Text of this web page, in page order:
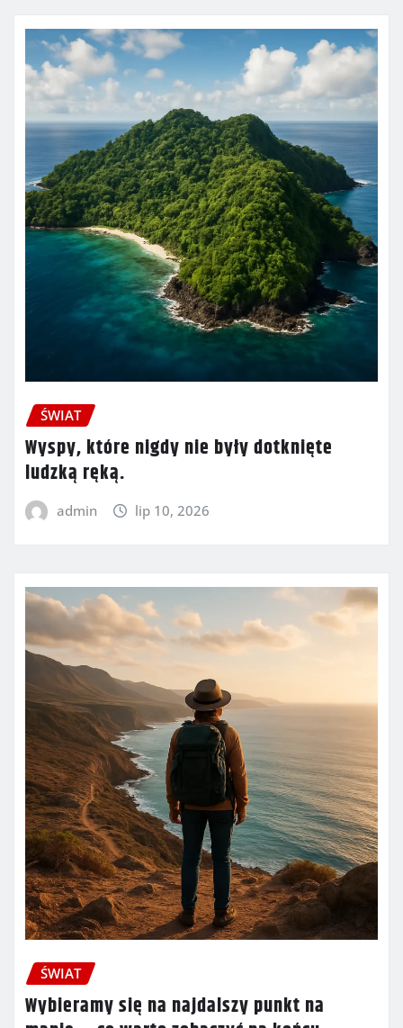
ŚWIAT
Wyspy, które nigdy nie były dotknięte
ludzką ręką.
admin lip 10, 2026
ŚWIAT
Wybieramy się na najdalszy punkt na